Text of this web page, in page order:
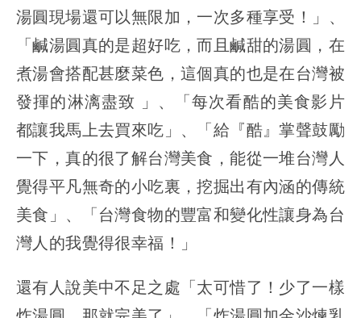
湯圓現場還可以無限加，一次多種享受！」、
「鹹湯圓真的是超好吃，而且鹹甜的湯圓，在
煮湯會搭配甚麼菜色，這個真的也是在台灣被
發揮的淋漓盡致 」、「每次看酷的美食影片
都讓我馬上去買來吃」、「給『酷』掌聲鼓勵
一下，真的很了解台灣美食，能從一堆台灣人
覺得平凡無奇的小吃裏，挖掘出有內涵的傳統
美食」、「台灣食物的豐富和變化性讓身為台
灣人的我覺得很幸福！」
還有人說美中不足之處「太可惜了！少了一樣